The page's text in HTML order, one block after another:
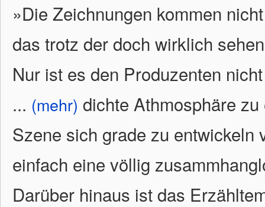
»Die Zeichnungen kommen
das trotz der doch wirklich
Nur ist es den Produzenten
... (mehr) dichte Athmosphäre
Szene sich grade zu
einfach eine völlig
Darüber hinaus ist das